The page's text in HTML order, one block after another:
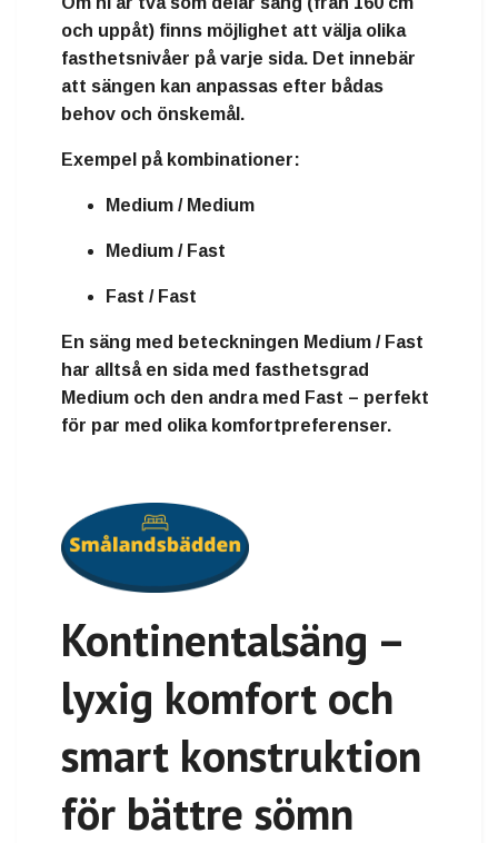
och uppåt) finns möjlighet att välja olika
fasthetsnivåer på varje sida. Det innebär
att sängen kan anpassas efter bådas
behov och önskemål.
Exempel på kombinationer:
Medium / Medium
Medium / Fast
Fast / Fast
En säng med beteckningen Medium / Fast
har alltså en sida med fasthetsgrad
Medium och den andra med Fast – perfekt
för par med olika komfortpreferenser.
Kontinentalsäng –
lyxig komfort och
smart konstruktion
för bättre sömn